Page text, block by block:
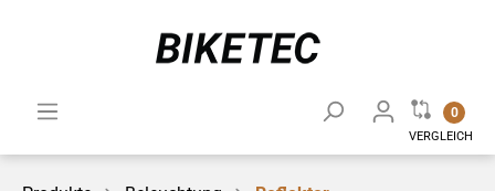
0
VERGLEICH